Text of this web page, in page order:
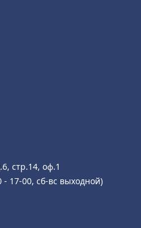
стр.14, оф.1
17-00, сб-вс выходной)